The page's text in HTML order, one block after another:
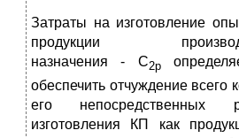
Затраты на изготовление
продукции
назначения - С2р
обеспечить отчуждение всего
его непосредственных
изготовления КП как